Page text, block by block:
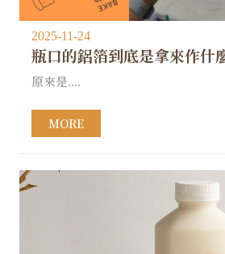
2025-11-24
瓶口的鋁箔到底是拿來作什
原來是....
MORE